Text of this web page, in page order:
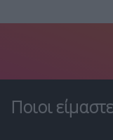
Ποιοι είμαστε